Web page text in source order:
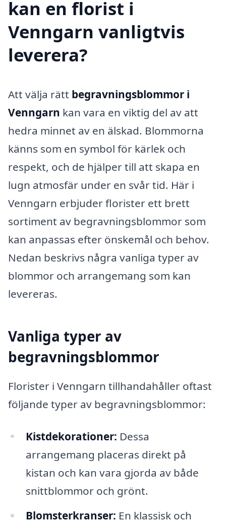
kan en florist i
Venngarn vanligtvis
leverera?
Att välja rätt begravningsblommor i
Venngarn kan vara en viktig del av att
hedra minnet av en älskad. Blommorna
känns som en symbol för kärlek och
respekt, och de hjälper till att skapa en
lugn atmosfär under en svår tid. Här i
Venngarn erbjuder florister ett brett
sortiment av begravningsblommor som
kan anpassas efter önskemål och behov.
Nedan beskrivs några vanliga typer av
blommor och arrangemang som kan
levereras.
Vanliga typer av
begravningsblommor
Florister i Venngarn tillhandahåller oftast
följande typer av begravningsblommor:
Kistdekorationer: Dessa
arrangemang placeras direkt på
kistan och kan vara gjorda av både
snittblommor och grönt.
Blomsterkranser: En klassisk och